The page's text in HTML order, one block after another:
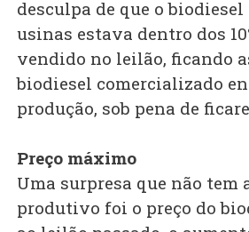
desculpa de que o
usinas estava dentro dos
vendido no leilão, ficando
biodiesel comercializado
produção, sob pena de
Preço máximo
Uma surpresa que não tem
produtivo foi o preço do